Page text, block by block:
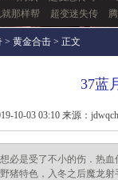
那样帮 超变迷失传
> 黄金合击 > 正文
37蓝
10-03 03:10 来源：
想必是受了不小的伤．热
野猪特色，入冬之后魔龙射